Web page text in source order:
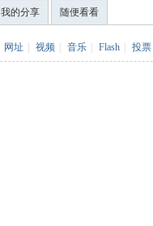
我的分享 随便看看
网址 视频 音乐 Flash 投票